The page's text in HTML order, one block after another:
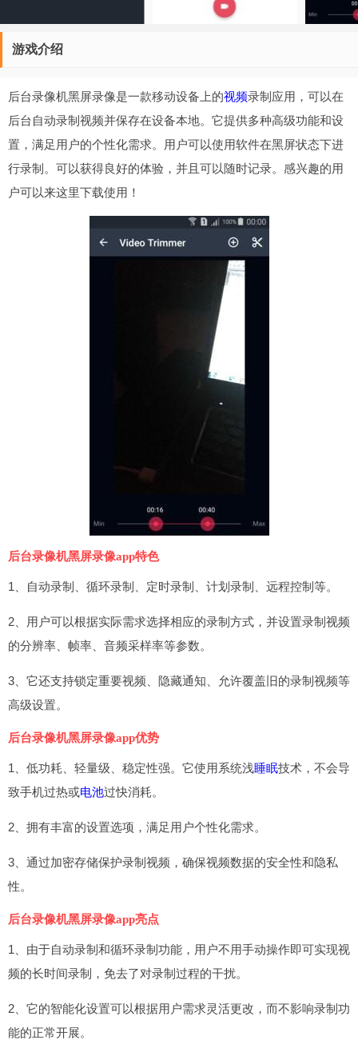
游戏介绍
后台录像机黑屏录像是一款移动设备上的视频录制应用，可以在
后台自动录制视频并保存在设备本地。它提供多种高级功能和设
置，满足用户的个性化需求。用户可以使用软件在黑屏状态下进
行录制。可以获得良好的体验，并且可以随时记录。感兴趣的用
户可以来这里下载使用！
后台录像机黑屏录像app特色
1、自动录制、循环录制、定时录制、计划录制、远程控制等。
2、用户可以根据实际需求选择相应的录制方式，并设置录制视频
的分辨率、帧率、音频采样率等参数。
3、它还支持锁定重要视频、隐藏通知、允许覆盖旧的录制视频等
高级设置。
后台录像机黑屏录像app优势
1、低功耗、轻量级、稳定性强。它使用系统浅睡眠技术，不会导
致手机过热或电池过快消耗。
2、拥有丰富的设置选项，满足用户个性化需求。
3、通过加密存储保护录制视频，确保视频数据的安全性和隐私
性。
后台录像机黑屏录像app亮点
1、由于自动录制和循环录制功能，用户不用手动操作即可实现视
频的长时间录制，免去了对录制过程的干扰。
2、它的智能化设置可以根据用户需求灵活更改，而不影响录制功
能的正常开展。